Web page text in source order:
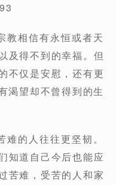
教相信有永恒或者天
及得不到的幸福。但
不仅是安慰，还有更
望却不曾得到的生
的人往往更坚韧。
知道自己今后也能应
苦难，受苦的人和家